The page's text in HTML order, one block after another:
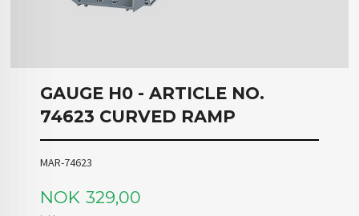
GAUGE H0 - ARTICLE NO.
74623 CURVED RAMP
MAR-74623
Pris
NOK 329,00